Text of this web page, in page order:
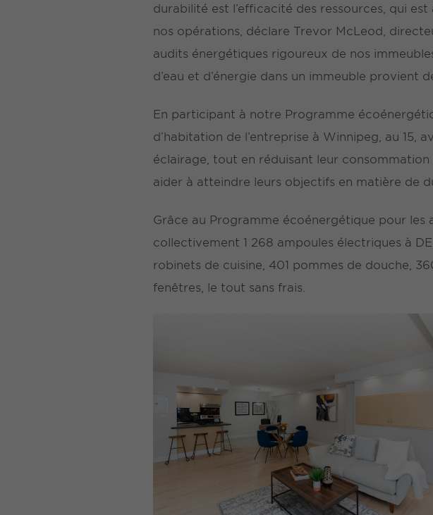
durabilité est l’efficacité des ressources, qui
nos opérations, déclare Trevor McLeod,
audits énergétiques rigoureux de nos
d’eau et d’énergie dans un immeuble provient
En participant à notre Programme
d’habitation de l’entreprise à Winnipeg, au 15,
éclairage, tout en réduisant leur consommation
aider à atteindre leurs objectifs en matière de
Grâce au Programme écoénergétique pour
collectivement 1 268 ampoules électriques à
robinets de cuisine, 401 pommes de douche,
fenêtres, le tout sans frais.